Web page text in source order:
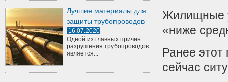
Лучшие материалы для
защиты трубопроводов
16.07.2020
Одной из главных причин
разрушения трубопроводов
является...
Жилищные
«ниже
Ранее
сейчас